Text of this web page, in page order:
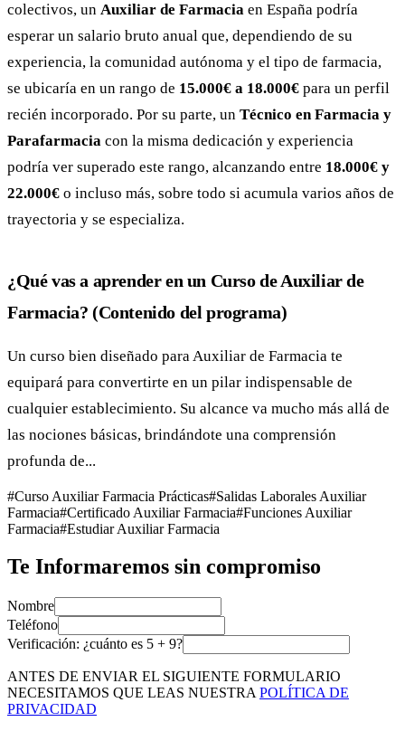
colectivos, un Auxiliar de Farmacia en España podría
esperar un salario bruto anual que, dependiendo de su
experiencia, la comunidad autónoma y el tipo de farmacia,
se ubicaría en un rango de 15.000€ a 18.000€ para un perfil
recién incorporado. Por su parte, un Técnico en Farmacia y
Parafarmacia con la misma dedicación y experiencia
podría ver superado este rango, alcanzando entre 18.000€ y
22.000€ o incluso más, sobre todo si acumula varios años de
trayectoria y se especializa.
¿Qué vas a aprender en un Curso de Auxiliar de
Farmacia? (Contenido del programa)
Un curso bien diseñado para Auxiliar de Farmacia te
equipará para convertirte en un pilar indispensable de
cualquier establecimiento. Su alcance va mucho más allá de
las nociones básicas, brindándote una comprensión
profunda de...
#Curso Auxiliar Farmacia Prácticas#Salidas Laborales Auxiliar
Farmacia#Certificado Auxiliar Farmacia#Funciones Auxiliar
Farmacia#Estudiar Auxiliar Farmacia
Te Informaremos sin compromiso
Nombre
Teléfono
Verificación: ¿cuánto es 5 + 9?
ANTES DE ENVIAR EL SIGUIENTE FORMULARIO
NECESITAMOS QUE LEAS NUESTRA POLÍTICA DE
PRIVACIDAD